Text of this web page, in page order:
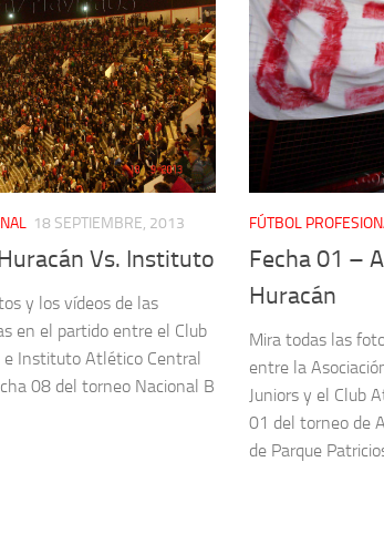
18 SEPTIEMBRE, 2013
Vs. Instituto
y los vídeos de las
en el partido entre el Club
Instituto Atlético Central
08 del torneo Nacional B
FÚTBOL
Fecha 01 –
Huracán
Mira todas las
entre la
Juniors y el Club
01 del torneo de
de Parque